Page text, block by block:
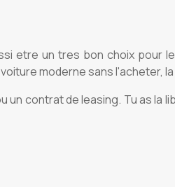
etre un tres bon choix pour
moderne sans l'acheter,
un contrat de leasing. Tu as